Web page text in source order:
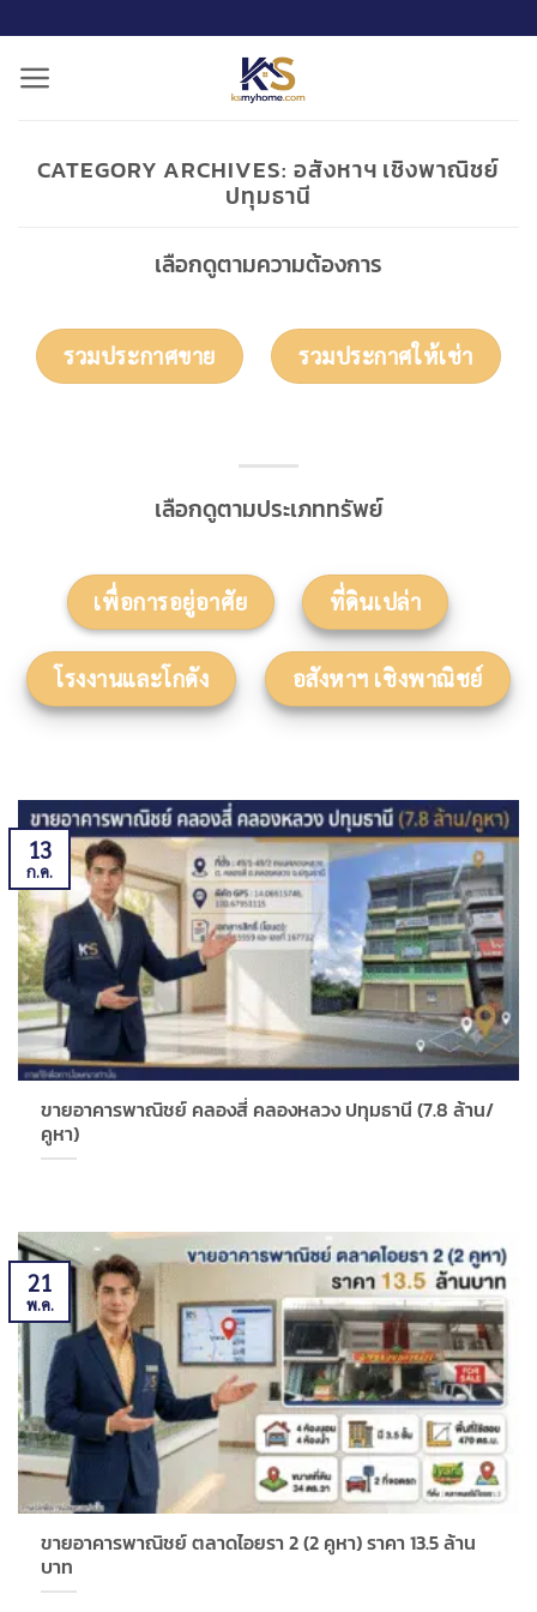
CATEGORY ARCHIVES: อสังหาฯ เชิงพาณิชย์
ปทุมธานี
เลือกดูตามความต้องการ
รวมประกาศขาย รวมประกาศให้เช่า
เลือกดูตามประเภททรัพย์
เพื่อการอยู่อาศัย ที่ดินเปล่า
โรงงานและโกดัง อสังหาฯ เชิงพาณิชย์
ขายอาคารพาณิชย์ คลองสี่ คลองหลวง ปทุมธานี (7.8 ล้าน/
คูหา)
13
ก.ค.
ขายอาคารพาณิชย์ ตลาดไอยรา 2 (2 คูหา) ราคา 13.5 ล้าน
บาท
21
พ.ค.